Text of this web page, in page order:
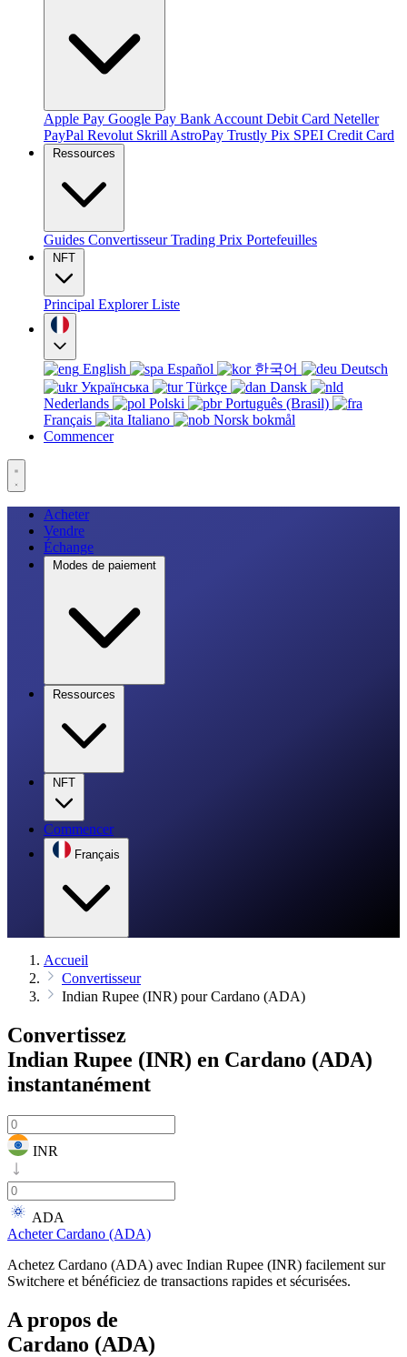
Apple Pay Google Pay Bank Account Debit Card Neteller
PayPal Revolut Skrill AstroPay Trustly Pix SPEI Credit Card
Ressources
Guides ConvertisseurTrading Prix Portefeuilles
NFT
Principal ExplorerListe
English Español 한국어
Deutsch
Українська
Türkçe
Dansk
Nederlands
Polski
Português (Brasil)
Français
Italiano
Norsk bokmål
Commencer
Acheter
Vendre
Échange
Modes de paiement
Ressources
NFT
Commencer
Français
Accueil
Convertisseur
Indian Rupee (INR) pour Cardano (ADA)
Convertissez
Indian Rupee (INR) en Cardano (ADA)
instantanément
INR
ADA
Acheter Cardano (ADA)
Achetez Cardano (ADA) avec Indian Rupee (INR) facilement sur
Switchere et bénéficiez de transactions rapides et sécurisées.
A propos de
Cardano (ADA)